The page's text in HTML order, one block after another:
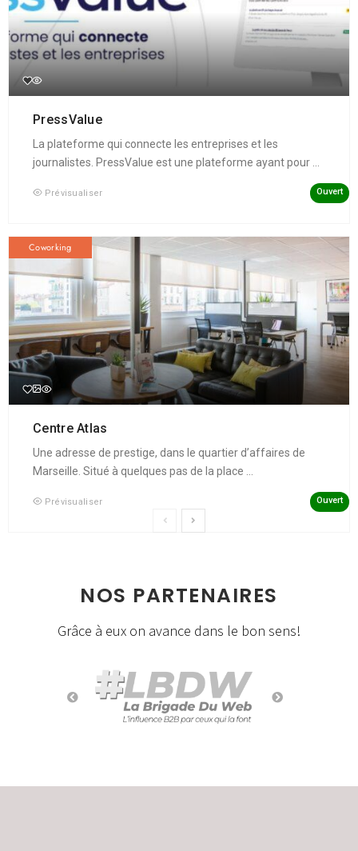
PressValue
La plateforme qui connecte les entreprises et les
journalistes. PressValue est une plateforme ayant pour ...
Prévisualiser Ouvert
Coworking
Centre Atlas
Une adresse de prestige, dans le quartier d’affaires de
Marseille. Situé à quelques pas de la place ...
Prévisualiser Ouvert
NOS PARTENAIRES
Grâce à eux on avance dans le bon sens!